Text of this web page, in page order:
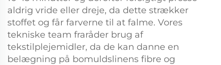
aldrig vride eller dreje, da dette strækker
stoffet og får farverne til at falme. Vores
tekniske team fraråder brug af
tekstilplejemidler, da de kan danne en
belægning på bomuldslinens fibre og